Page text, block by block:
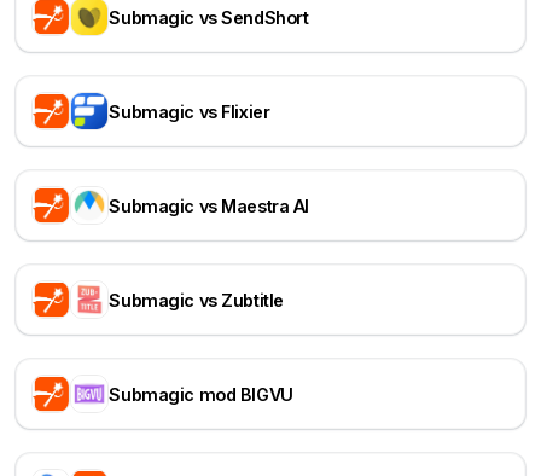
Submagic vs SendShort
Submagic vs Flixier
Submagic vs Maestra AI
Submagic vs Zubtitle
Submagic mod BIGVU